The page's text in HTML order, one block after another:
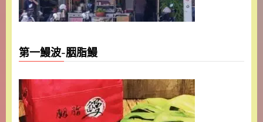
第一鰻波-胭脂鰻